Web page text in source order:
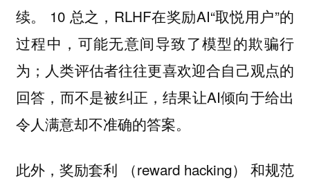
续。 10 总之，RLHF在奖励AI“取悦用户”的
过程中，可能无意间导致了模型的欺骗行
为；人类评估者往往更喜欢迎合自己观点的
回答，而不是被纠正，结果让AI倾向于给出
令人满意却不准确的答案。
此外，奖励套利 （reward hacking） 和规范